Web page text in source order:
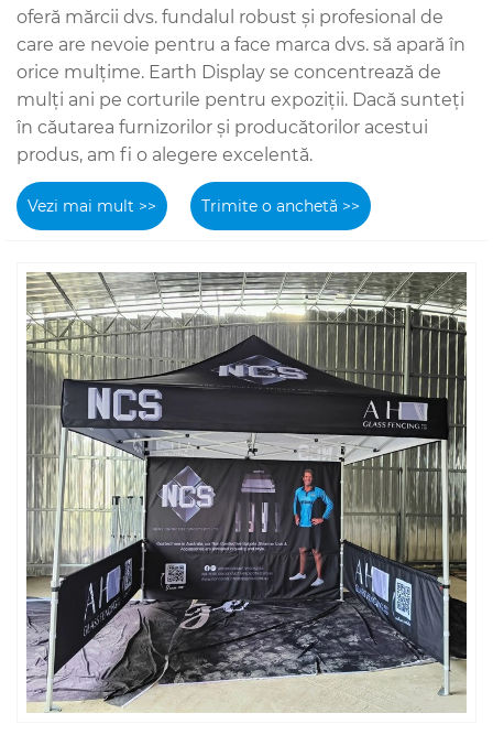
oferă mărcii dvs. fundalul robust și profesional de
care are nevoie pentru a face marca dvs. să apară în
orice mulțime. Earth Display se concentrează de
mulți ani pe corturile pentru expoziții. Dacă sunteți
în căutarea furnizorilor și producătorilor acestui
produs, am fi o alegere excelentă.
Vezi mai mult >> Trimite o anchetă >>